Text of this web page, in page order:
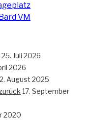
VM
25. Juli 2026
2026
August 2025
17. September
2020